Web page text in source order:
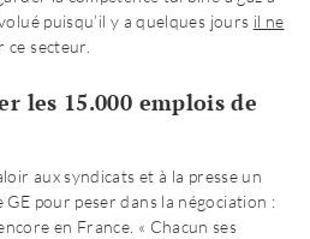
puisqu’il y a quelques jours il ne
ce secteur.
les 15.000 emplois de
aux syndicats et à la presse un
pour peser dans la négociation :
en France. « Chacun ses